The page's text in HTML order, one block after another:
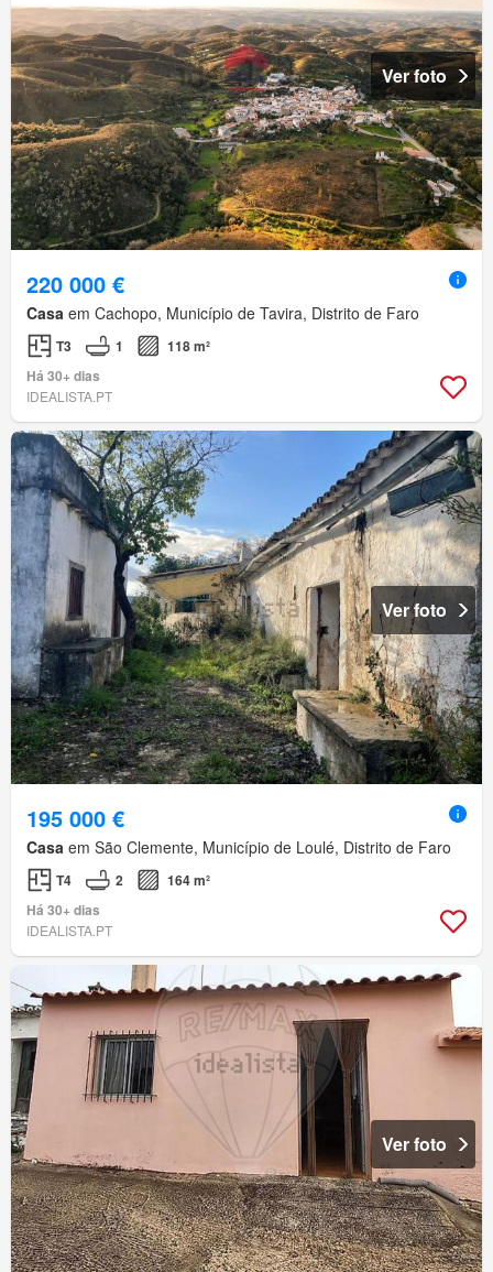
Ver foto
220 000 €
Casa em Cachopo, Município de Tavira, Distrito de Faro
T3 1
118 m²
Há 30+ dias
IDEALISTA.PT
Ver foto
195 000 €
Casa em São Clemente, Município de Loulé, Distrito de Faro
T4 2
164 m²
Há 30+ dias
IDEALISTA.PT
Ver foto